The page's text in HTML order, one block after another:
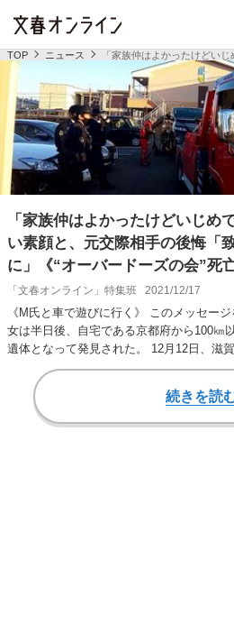
TOP ニュース 「家族仲はよかったけどい
「家族仲はよかったけどいじめ
い素顔と、元交際相手の後悔「
に」《“オーバードーズの会”死
「文春オンライン」特集班 2021/12/17
《M氏と車で遊びに行く》 このメッセー
女は半日後、自宅である京都府から100㎞
遺体となって発見された。 12月12日、滋
市伏見区…
続きを読